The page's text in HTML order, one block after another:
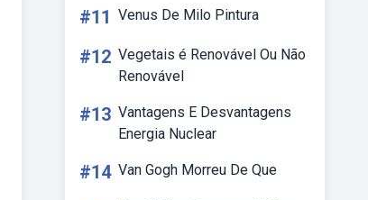
#11 Venus De Milo Pintura
#12 Vegetais é Renovável Ou Não
Renovável
#13 Vantagens E Desvantagens
Energia Nuclear
#14 Van Gogh Morreu De Que